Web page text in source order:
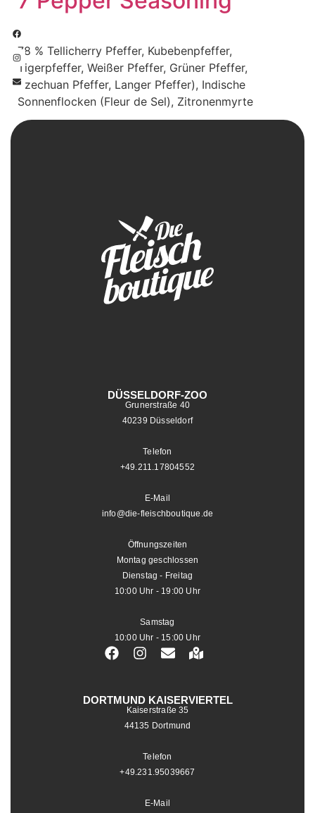
78 % Tellicherry Pfeffer, Kubebenpfeffer,
Tigerpfeffer, Weißer Pfeffer, Grüner Pfeffer,
Szechuan Pfeffer, Langer Pfeffer), Indische
Sonnenflocken (Fleur de Sel), Zitronenmyrte
DÜSSELDORF-ZOO
Grunerstraße 40
40239 Düsseldorf
Telefon
+49.211.17804552
E-Mail
info@die-fleischboutique.de
Öffnungszeiten
Montag geschlossen
Dienstag - Freitag
10:00 Uhr - 19:00 Uhr
Samstag
10:00 Uhr - 15:00 Uhr
DORTMUND KAISERVIERTEL
Kaiserstraße 35
44135 Dortmund
Telefon
+49.231.95039667
E-Mail